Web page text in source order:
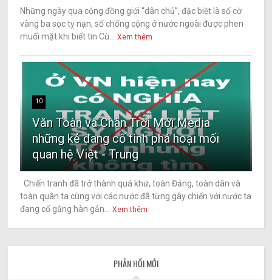
Những ngày qua cộng đồng giới “dân chủ”, đặc biệt là số cờ
vàng ba sọc tỵ nạn, số chống cộng ở nước ngoài được phen
muối mặt khi biết tin Cù...
Xem thêm
10
Văn Toàn và Chân Trời Mới Media
những kẻ đang cố tình phá hoại mối
quan hệ Việt - Trung
Chiến tranh đã trở thành quá khứ, toàn Đảng, toàn dân và
toàn quân ta cùng với các nước đã từng gây chiến với nước ta
đang cố gắng hàn gắn...
Xem thêm
PHẢN HỒI MỚI